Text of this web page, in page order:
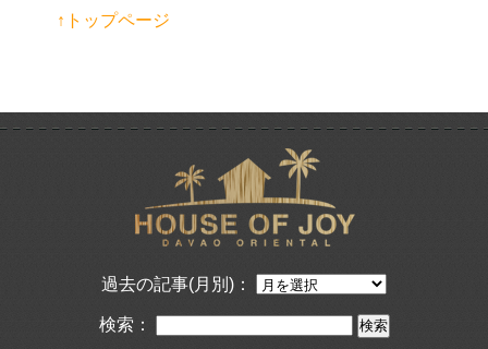
↑トップページ
過去の記事(月別)：
検索：